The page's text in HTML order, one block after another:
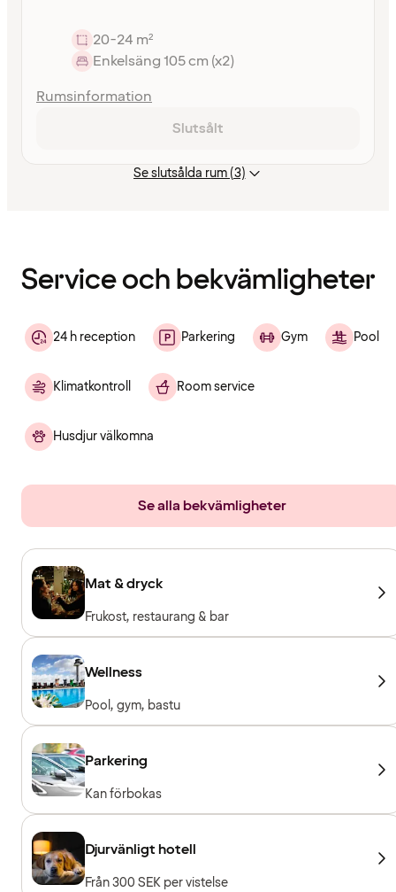
20-24 m²
Enkelsäng 105 cm (x2)
Rumsinformation
Slutsålt
Se slutsålda rum (3)
Service och bekvämligheter
24 h reception Parkering Gym Pool
Klimatkontroll Room service
Husdjur välkomna
Se alla bekvämligheter
Mat & dryck
Frukost, restaurang & bar
Wellness
Pool, gym, bastu
Parkering
Kan förbokas
Djurvänligt hotell
Från 300 SEK per vistelse